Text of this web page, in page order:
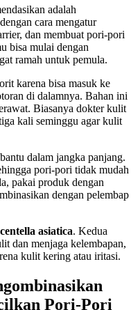
adalah
cara mengatur
dan membuat pori-pori
bisa mulai dengan
ramah untuk pemula.
karena bisa masuk ke
di dalamnya. Bahan ini
Biasanya dokter kulit
kali seminggu agar kulit
dalam jangka panjang.
pori-pori tidak mudah
pakai produk dengan
dengan pelembap
centella asiatica. Kedua
dan menjaga kelembapan,
kulit kering atau iritasi.
Pori-Pori